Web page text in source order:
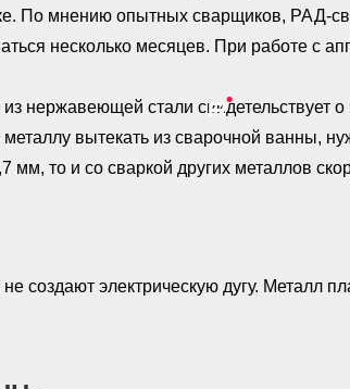
По мнению опытных сварщиков, РАД-
несколько месяцев. При работе с
нержавеющей стали
вытекать из сварочной ванны,
мм, то и со сваркой других металлов
создают электрическую дугу. Металл